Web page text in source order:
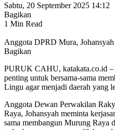
Sabtu, 20 September 2025 14:12
Bagikan
1 Min Read
Anggota DPRD Mura, Johansyah
Bagikan
PURUK CAHU, katakata.co.id –
penting untuk bersama-sama
Lingu agar menjadi daerah yang
Anggota Dewan Perwakilan
Raya, Johansyah meminta
sama membangun Murung Raya